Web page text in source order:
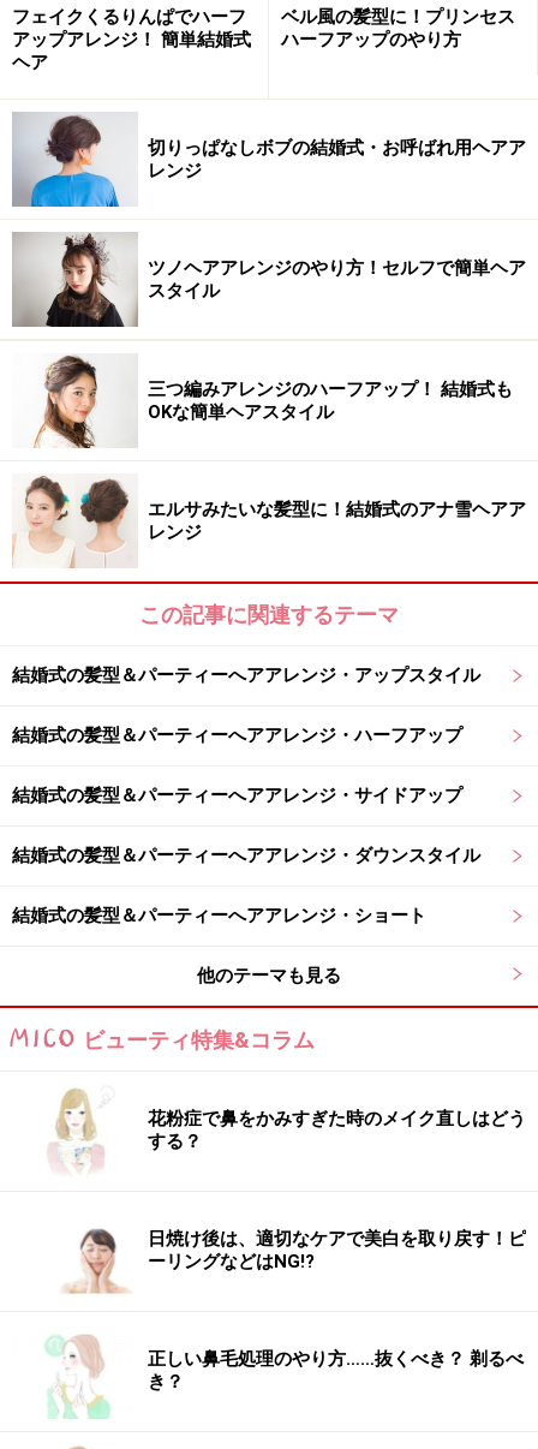
フェイクくるりんぱでハーフ
アップアレンジ！ 簡単結婚式
ヘア
ベル風の髪型に！プリンセス
ハーフアップのやり方
切りっぱなしボブの結婚式・お呼ばれ用ヘアア
レンジ
ツノヘアアレンジのやり方！セルフで簡単ヘア
スタイル
三つ編みアレンジのハーフアップ！ 結婚式も
OKな簡単ヘアスタイル
エルサみたいな髪型に！結婚式のアナ雪ヘアア
レンジ
この記事に関連するテーマ
結婚式の髪型＆パーティーへアアレンジ・アップスタイル
結婚式の髪型＆パーティーへアアレンジ・ハーフアップ
結婚式の髪型＆パーティーへアアレンジ・サイドアップ
結婚式の髪型＆パーティーへアアレンジ・ダウンスタイル
結婚式の髪型＆パーティーへアアレンジ・ショート
他のテーマも見る
ビューティ特集&コラム
花粉症で鼻をかみすぎた時のメイク直しはどう
する？
日焼け後は、適切なケアで美白を取り戻す！ピ
ーリングなどはNG!?
正しい鼻毛処理のやり方……抜くべき？ 剃るべ
き？